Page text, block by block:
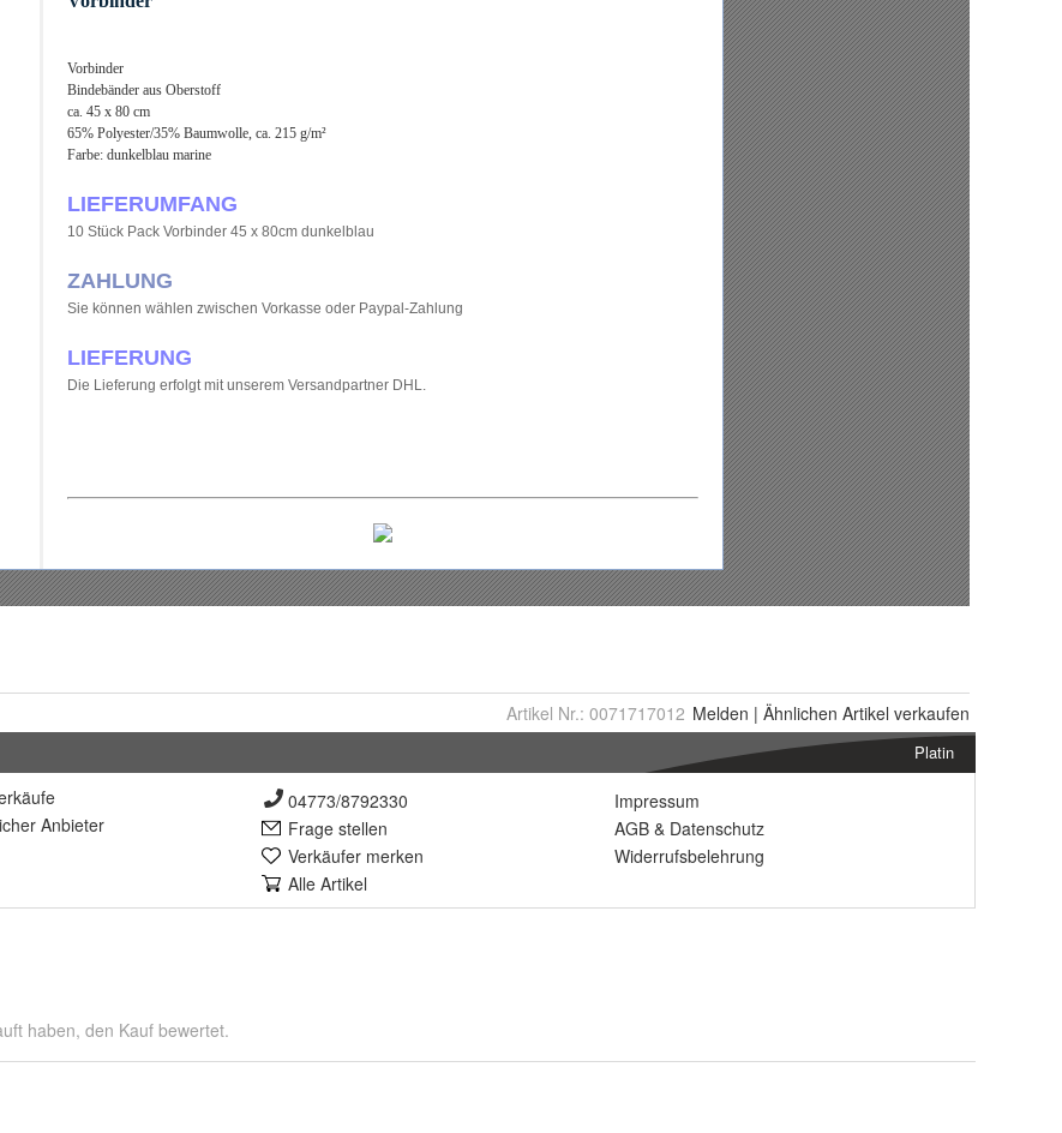
Artikel Nr.: 0071717012 Melden | Ähnlichen Artikel verkaufen
Platin
er Anbieter
04773/8792330
Frage stellen
Verkäufer merken
Alle Artikel
Impressum
AGB & Datenschutz
Widerrufsbelehrung
haben, den Kauf bewertet.